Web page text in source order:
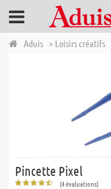
Aduis > Loisirs créatifs
Pincette Pixel
(4 évaluations)